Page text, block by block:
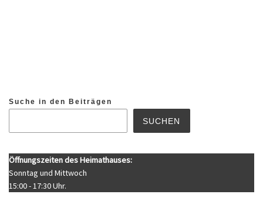
Suche in den Beiträgen
SUCHEN
Öffnungszeiten des Heimathauses:
Sonntag und Mittwoch
15:00 - 17:30 Uhr.